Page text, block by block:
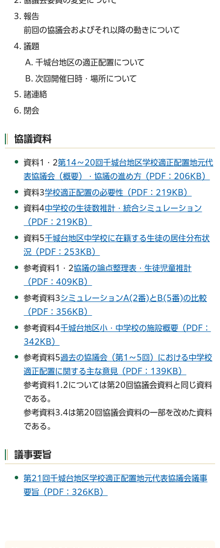
報告
前回の協議会およびそれ以降の動きについて
議題
千城台地区の適正配置について
次回開催日時・場所について
諸連絡
閉会
協議資料
資料1・2第14～20回千城台地区学校適正配置地元代
表協議会（概要）・協議の進め方（PDF：206KB）
資料3学校適正配置の必要性（PDF：219KB）
資料4中学校の生徒数推計・統合シミュレーション
（PDF：219KB）
資料5千城台地区中学校に在籍する生徒の居住分布状
況（PDF：253KB）
参考資料1・2協議の論点整理表・生徒児童推計
（PDF：409KB）
参考資料3シミュレーションA(2番)とB(5番)の比較
（PDF：356KB）
参考資料4千城台地区小・中学校の施設概要（PDF：
342KB）
参考資料5過去の協議会（第1～5回）における中学校
適正配置に関する主な意見（PDF：139KB）
参考資料1.2については第20回協議会資料と同じ資料
である。
参考資料3.4は第20回協議会資料の一部を改めた資料
である。
議事要旨
第21回千城台地区学校適正配置地元代表協議会議事
要旨（PDF：326KB）